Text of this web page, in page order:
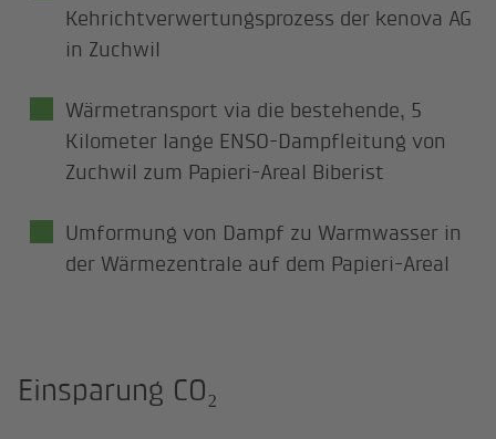
Kehrichtverwertungsprozess der kenova AG
in Zuchwil
Wärmetransport via die bestehende, 5
Kilometer lange ENSO-Dampfleitung von
Zuchwil zum Papieri-Areal Biberist
Umformung von Dampf zu Warmwasser in
der Wärmezentrale auf dem Papieri-Areal
Einsparung CO₂